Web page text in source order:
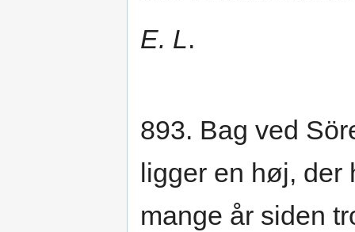
E. L.
893. Bag ved
ligger en høj,
mange år siden